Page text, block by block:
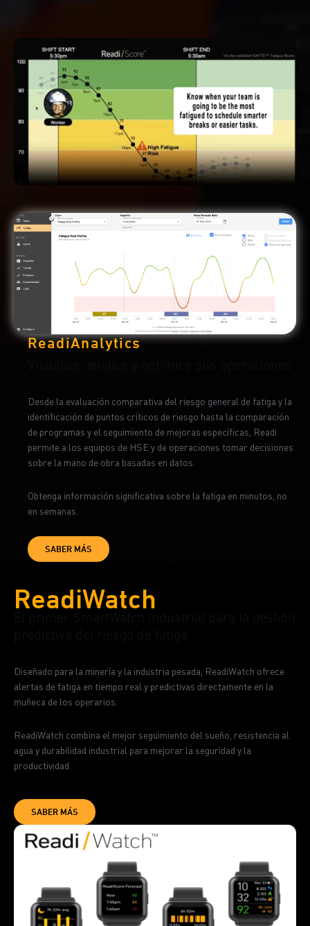
ReadiAnalytics
Desde la evaluación comparativa del riesgo general de fatiga y la
identificación de puntos críticos de riesgo hasta la comparación
de programas y el seguimiento de mejoras específicas, Readi
permite a los equipos de HSE y de operaciones tomar decisiones
sobre la mano de obra basadas en datos.
Obtenga información significativa sobre la fatiga en minutos, no
en semanas.
SABER MÁS
ReadiWatch
Diseñado para la minería y la industria pesada, ReadiWatch ofrece
alertas de fatiga en tiempo real y predictivas directamente en la
muñeca de los operarios.
ReadiWatch combina el mejor seguimiento del sueño, resistencia al
agua y durabilidad industrial para mejorar la seguridad y la
productividad.
SABER MÁS